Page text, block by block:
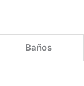
Baños